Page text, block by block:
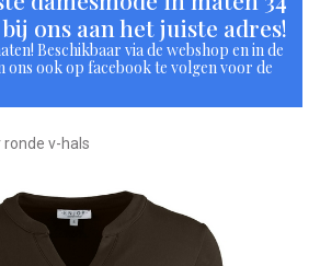
ons aan het juiste adres!
Beschikbaar via de webshop en in de
ons ook op facebook te volgen voor de
ronde v-hals